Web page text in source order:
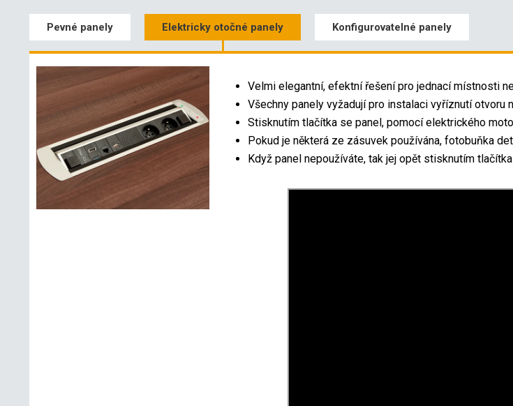
3D
Pevné panely Elektricky otočné panely Konfigurovatelné panely
Velmi elegantní, efektní řešení pro jednací místnosti
Všechny panely vyžadují pro instalaci vyříznutí otvoru
Stisknutím tlačítka se panel, pomocí elektrického
Pokud je některá ze zásuvek používána, fotobuňka
Když panel nepoužíváte, tak jej opět stisknutím